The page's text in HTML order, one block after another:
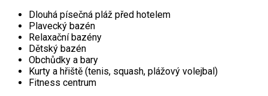
Dlouhá písečná pláž před hotelem
Plavecký bazén
Relaxační bazény
Dětský bazén
Obchůdky a bary
Kurty a hřiště (tenis, squash, plážový volejbal)
Fitness centrum